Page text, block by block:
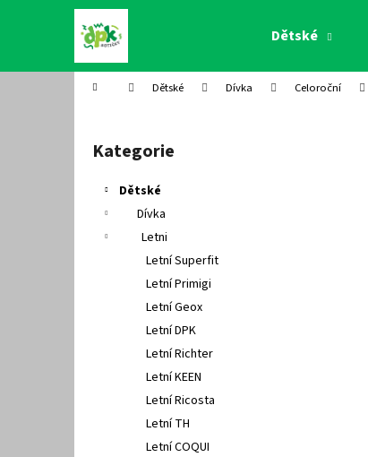
Dětské
Domů Dětské Dívka Celoroční
Přeskočit
kategorie
Kategorie
Dětské
Dívka
Letni
Letní Superfit
Letní Primigi
Letní Geox
Letní DPK
Letní Richter
Letní KEEN
Letní Ricosta
Letní TH
Letní COQUI
í
Zpět
do
Zpět
do
PETER LEGWOOD AEQUOS DOLPHIN BLU
1 495 Kč